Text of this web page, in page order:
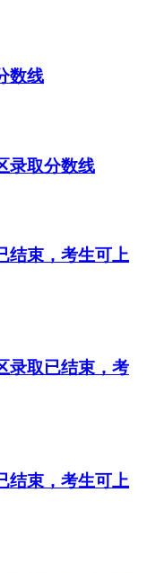
数线
录取分数线
结束，考生可上
录取已结束，考
结束，考生可上